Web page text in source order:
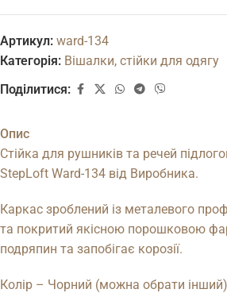
Артикул: ward-134
Категорія: Вішалки, стійки для одягу
Поділитися:
Опис
Стійка для рушників та речей
StepLoft Ward-134 від Виробника.
Каркас зроблений із металевого
та покритий якісною порошковою
подряпин та запобігає корозії.
Колір – Чорний (можна обрати інший)